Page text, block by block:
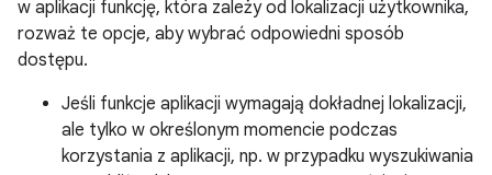
w aplikacji funkcję, która zależy od lokalizacji użytkownika,
rozważ te opcje, aby wybrać odpowiedni sposób
dostępu.
Jeśli funkcje aplikacji wymagają dokładnej lokalizacji,
ale tylko w określonym momencie podczas
korzystania z aplikacji, np. w przypadku wyszukiwania